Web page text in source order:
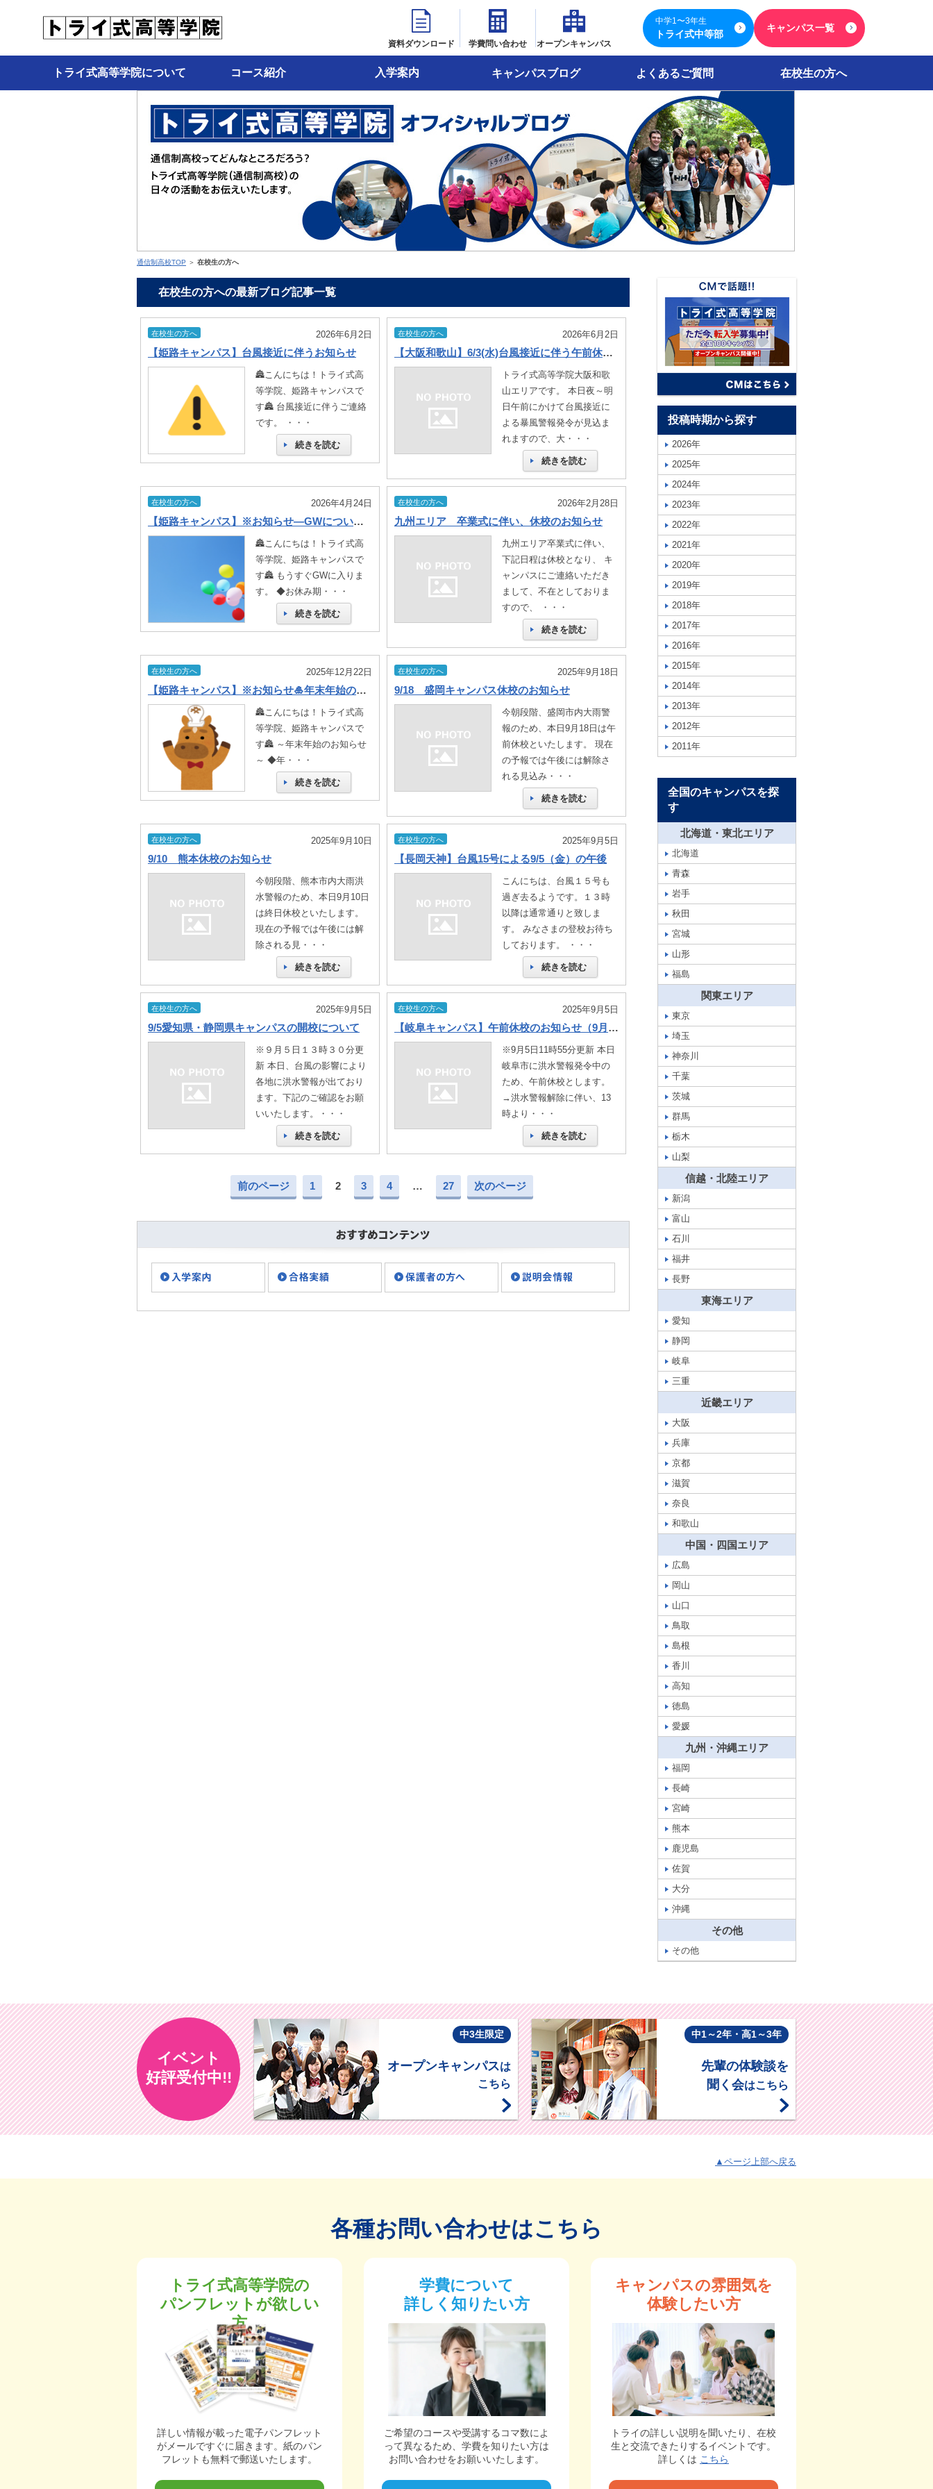
資料ダウンロード 学費問い合わせ オープンキャンパス
中学1〜3年生
トライ式中等部
キャンパス一覧
トライ式高等学院について コース紹介 入学案内 キャンパスブログ よくあるご質問 在校生の方へ
通信制高校TOP ＞ 在校生の方へ
在校生の方への最新ブログ記事一覧
在校生の方へ 2026年6月2日
【姫路キャンパス】台風接近に伴うお知らせ
🏯こんにちは！トライ式高
等学院、姫路キャンパスで
す🏯 台風接近に伴うご連絡
です。 ・・・
続きを読む
在校生の方へ 2026年6月2日
【大阪和歌山】6/3(水)台風接近に伴う午前休校のご連絡
トライ式高等学院大阪和歌
山エリアです。 本日夜～明
日午前にかけて台風接近に
よる暴風警報発令が見込ま
れますので、大・・・
続きを読む
在校生の方へ 2026年4月24日
【姫路キャンパス】※お知らせ―GWについて🎏
🏯こんにちは！トライ式高
等学院、姫路キャンパスで
す🏯 もうすぐGWに入りま
す。 ◆お休み期・・・
続きを読む
在校生の方へ 2026年2月28日
九州エリア 卒業式に伴い、休校のお知らせ
九州エリア卒業式に伴い、
下記日程は休校となり、 キ
ャンパスにご連絡いただき
まして、不在としておりま
すので、 ・・・
続きを読む
在校生の方へ 2025年12月22日
【姫路キャンパス】※お知らせ🎍年末年始のお休み🐎
🏯こんにちは！トライ式高
等学院、姫路キャンパスで
す🏯 ～年末年始のお知らせ
～ ◆年・・・
続きを読む
在校生の方へ 2025年9月18日
9/18 盛岡キャンパス休校のお知らせ
今朝段階、盛岡市内大雨警
報のため、本日9月18日は午
前休校といたします。 現在
の予報では午後には解除さ
れる見込み・・・
続きを読む
在校生の方へ 2025年9月10日
9/10 熊本休校のお知らせ
今朝段階、熊本市内大雨洪
水警報のため、本日9月10日
は終日休校といたします。
現在の予報では午後には解
除される見・・・
続きを読む
在校生の方へ 2025年9月5日
【長岡天神】台風15号による9/5（金）の午後
こんにちは、台風１５号も
過ぎ去るようです。１３時
以降は通常通りと致しま
す。 みなさまの登校お待ち
しております。 ・・・
続きを読む
在校生の方へ 2025年9月5日
9/5愛知県・静岡県キャンパスの開校について
※９月５日１３時３０分更
新 本日、台風の影響により
各地に洪水警報が出ており
ます。下記のご確認をお願
いいたします。・・・
続きを読む
在校生の方へ 2025年9月5日
【岐阜キャンパス】午前休校のお知らせ（9月5日）
※9月5日11時55分更新 本日
岐阜市に洪水警報発令中の
ため、午前休校とします。
→洪水警報解除に伴い、13
時より・・・
続きを読む
前のページ 1 2 3 4 … 27 次のページ
投稿時期から探す
2026年
2025年
2024年
2023年
2022年
2021年
2020年
2019年
2018年
2017年
2016年
2015年
2014年
2013年
2012年
2011年
全国のキャンパスを探
す
北海道・東北エリア
北海道
青森
岩手
秋田
宮城
山形
福島
関東エリア
東京
埼玉
神奈川
千葉
茨城
群馬
栃木
山梨
信越・北陸エリア
新潟
富山
石川
福井
長野
東海エリア
愛知
静岡
岐阜
三重
近畿エリア
大阪
兵庫
京都
滋賀
奈良
和歌山
中国・四国エリア
広島
岡山
山口
鳥取
島根
香川
高知
徳島
愛媛
九州・沖縄エリア
福岡
長崎
宮崎
熊本
鹿児島
佐賀
大分
沖縄
その他
その他
イベント
好評受付中!!
中3生限定
オープンキャンパスは
こちら
中1～2年・高1～3年
先輩の体験談を
聞く会はこちら
▲ページ上部へ戻る
各種お問い合わせはこちら
トライ式高等学院の
パンフレットが欲しい
方
詳しい情報が載った電子パンフレット
がメールですぐに届きます。紙のパン
フレットも無料で郵送いたします。
学費について
詳しく知りたい方
ご希望のコースや受講するコマ数によ
って異なるため、学費を知りたい方は
お問い合わせをお願いいたします。
キャンパスの雰囲気を
体験したい方
トライの詳しい説明を聞いたり、在校
生と交流できたりするイベントです。
詳しくは こちら